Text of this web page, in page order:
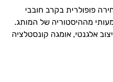
פופולרית בקרב חובבי
מההיסטוריה של המותג.
אלגנטי, אומגה קונסטלציה